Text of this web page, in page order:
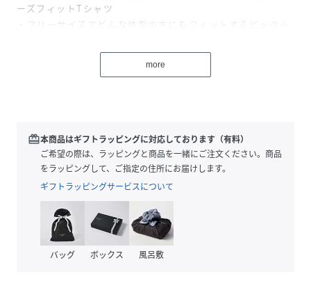
ーズフィットTシャツ
・フリーサイズでどんな体型の方にもフィットするビックシ
・ラグランスリーブで動きやすく、肩まわりもすっきり
・カップルや家族でシェアもできるユニセックス対応
ナンガの象徴とも言えるボックスロゴをフロントにプリント
した、定番のルーズフィットTシャツ。どのTシャツにするか
迷ったら、まず手に取っていただきたい1枚です。
ゆったりとしたフリーサイズ設計で、男女問わず幅広い体型
の方にフィット。肩まわりはラグランスリーブで、動きやす
さとリラックス感を両立しています。シンプルなデザインだ
からこそ、1枚で着てもサマになり、ジャケットやアウターの
more
redeem本商品はギフトラッピングに対応しております（有料）
ご希望の際は、ラッピングと商品を一緒にご注文ください。商品
をラッピングして、ご指定の住所にお届けします。
ギフトラッピングサービスについて
バッグ ボックス 風呂敷